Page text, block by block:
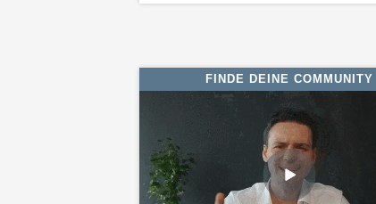
FINDE DEINE COMMUNITY